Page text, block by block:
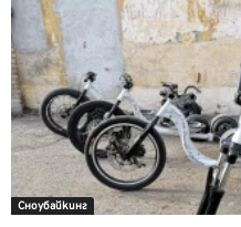
Сноубайкинг